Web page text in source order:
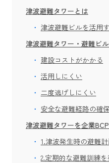
津波避難タワーとは
津波避難ビルを活用
津波避難タワー・避難ビ
建設コストがかかる
活用しにくい
二度逃げしにくい
安全な避難経路の確
津波避難タワーを企業
1.津波発生時の避難
2.定期的な避難訓練を